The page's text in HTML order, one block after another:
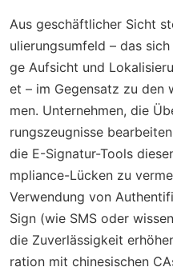
Aus geschäftlicher Sicht
ulierungsumfeld – das
ge Aufsicht und
et – im Gegensatz zu den
men. Unternehmen, die
rungszeugnisse
die E-Signatur-Tools
mpliance-Lücken zu
Verwendung von
Sign (wie SMS oder
die Zuverlässigkeit
ration mit chinesischen